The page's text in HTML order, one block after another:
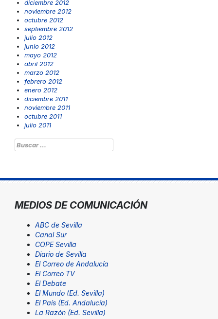
diciembre 2012
noviembre 2012
octubre 2012
septiembre 2012
julio 2012
junio 2012
mayo 2012
abril 2012
marzo 2012
febrero 2012
enero 2012
diciembre 2011
noviembre 2011
octubre 2011
julio 2011
Buscar:
MEDIOS DE COMUNICACIÓN
ABC de Sevilla
Canal Sur
COPE Sevilla
Diario de Sevilla
El Correo de Andalucía
El Correo TV
El Debate
El Mundo (Ed. Sevilla)
El País (Ed. Andalucía)
La Razón (Ed. Sevilla)